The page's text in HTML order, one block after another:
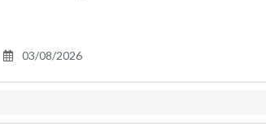
03/08/2026